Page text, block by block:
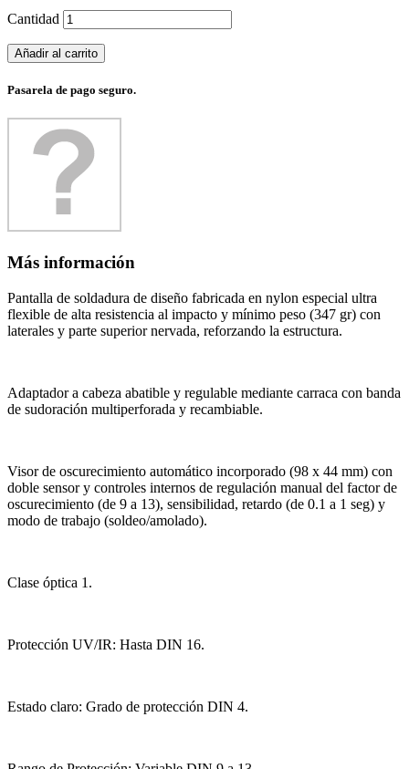
Cantidad
Añadir al carrito
Pasarela de pago seguro.
Más información
Pantalla de soldadura de diseño fabricada en nylon especial ultra
flexible de alta resistencia al impacto y mínimo peso (347 gr) con
laterales y parte superior nervada, reforzando la estructura.
Adaptador a cabeza abatible y regulable mediante carraca con banda
de sudoración multiperforada y recambiable.
Visor de oscurecimiento automático incorporado (98 x 44 mm) con
doble sensor y controles internos de regulación manual del factor de
oscurecimiento (de 9 a 13), sensibilidad, retardo (de 0.1 a 1 seg) y
modo de trabajo (soldeo/amolado).
Clase óptica 1.
Protección UV/IR: Hasta DIN 16.
Estado claro: Grado de protección DIN 4.